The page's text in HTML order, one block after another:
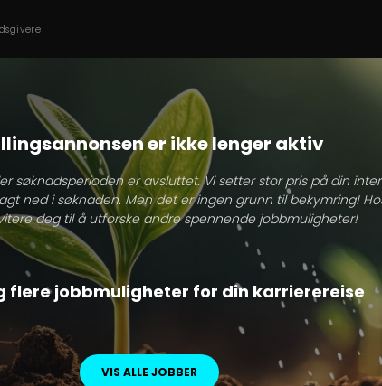
er ikke lenger aktiv
søknadsperioden er avsluttet. Vi setter stor pris på din
ned i søknaden. Men det er ingen grunn til bekymring!
deg til å utforske andre spennende jobbmuligheter!
flere jobbmuligheter for din karrierereise
VIS ALLE JOBBER